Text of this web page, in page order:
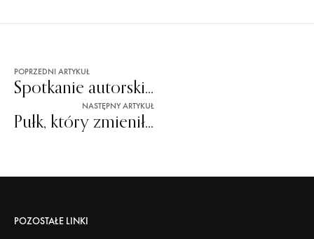
POPRZEDNI ARTYKUŁ
Spotkanie autorskie z Magdaleną Grzebałkowską
NASTĘPNY ARTYKUŁ
Pułk, który zmienił oblicze miasta. Retrospotkanie z wycieczką!
POZOSTAŁE LINKI